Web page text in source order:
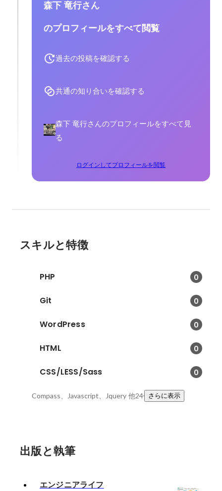
森下 竜行さん
のプロフィールをすべて閲覧
過去の投稿を確認する
共通の知り合いを確認する
森下 竜行さんのプロフィールをすべて見
る
ログインしてプロフィールを閲覧
スキルと特徴
PHP 0
Git 0
WordPress 0
HTML 0
CSS/LESS/Sass 0
Compass、Javascript、Jquery 他24件さらに表示
出版と執筆
エンジニアライフ